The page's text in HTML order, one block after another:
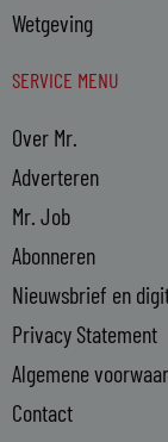
Wetgeving
SERVICE MENU
Over Mr.
Adverteren
Mr. Job
Abonneren
Nieuwsbrief en
Privacy Statement
Algemene
Contact